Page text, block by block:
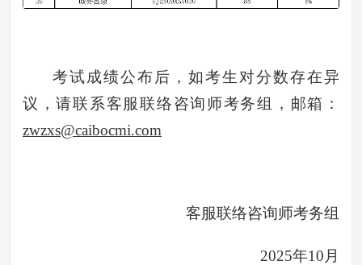
考试成绩公布后，如考生对分数存在异
议，请联系客服联络咨询师考务组，邮箱：
zwzxs@caibocmi.com
客服联络咨询师考务组
2025年10月